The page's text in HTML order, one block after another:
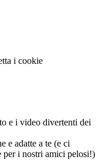
i cookie
e i video divertenti dei
e adatte a te (e ci
per i nostri amici pelosi!)